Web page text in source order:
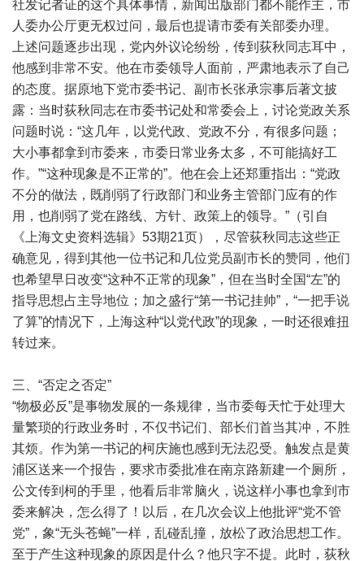
社发记者证的这个具体事情，新闻出版部门都不能作主，市
人委办公厅更无权过问，最后也提请市委有关部委办理。
上述问题逐步出现，党内外议论纷纷，传到荻秋同志耳中，
他感到非常不安。他在市委领导人面前，严肃地表示了自己
的态度。据原地下党市委书记、副市长张承宗事后著文披
露：当时荻秋同志在市委书记处和常委会上，讨论党政关系
问题时说：“这几年，以党代政、党政不分，有很多问题；
大小事都拿到市委来，市委日常业务太多，不可能搞好工
作。”“这种现象是不正常的”。他在会上还郑重指出：“党政
不分的做法，既削弱了行政部门和业务主管部门应有的作
用，也削弱了党在路线、方针、政策上的领导。”（引自
《上海文史资料选辑》53期21页），尽管荻秋同志这些正
确意见，得到其他一位书记和几位党员副市长的赞同，他们
也希望早日改变“这种不正常的现象”，但在当时全国“左”的
指导思想占主导地位；加之盛行“第一书记挂帅”，“一把手说
了算”的情况下，上海这种“以党代政”的现象，一时还很难扭
转过来。
三、“否定之否定”
“物极必反”是事物发展的一条规律，当市委每天忙于处理大
量繁琐的行政业务时，不仅书记们、部长们首当其冲，不胜
其烦。作为第一书记的柯庆施也感到无法忍受。触发点是黄
浦区送来一个报告，要求市委批准在南京路新建一个厕所，
公文传到柯的手里，他看后非常脑火，说这样小事也拿到市
委来解决，怎么得了！以后，在几次会议上他批评“党不管
党”，象“无头苍蝇”一样，乱碰乱撞，放松了政治思想工作。
至于产生这种现象的原因是什么？他只字不提。此时，荻秋